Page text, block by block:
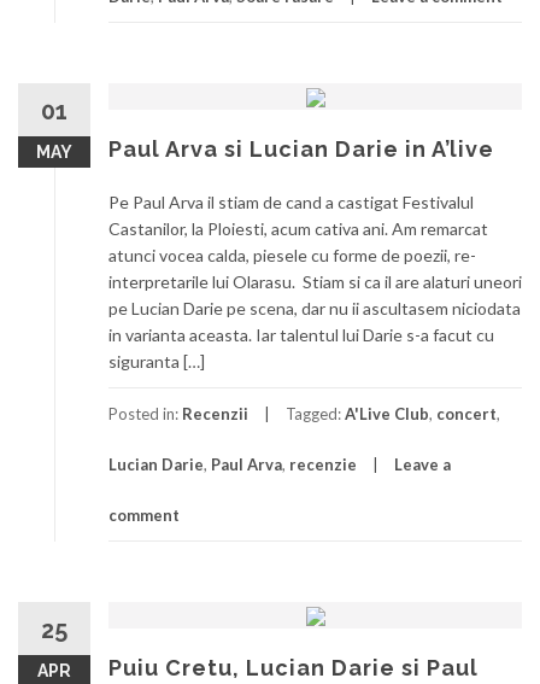
01
MAY Paul Arva si Lucian Darie in A’live
Pe Paul Arva il stiam de cand a castigat Festivalul
Castanilor, la Ploiesti, acum cativa ani. Am remarcat
atunci vocea calda, piesele cu forme de poezii, re-
interpretarile lui Olarasu. Stiam si ca il are alaturi uneori
pe Lucian Darie pe scena, dar nu ii ascultasem niciodata
in varianta aceasta. Iar talentul lui Darie s-a facut cu
siguranta […]
Posted in: Recenzii Tagged:A'Live Club, concert,
Lucian Darie, Paul Arva, recenzie Leave a
comment
25
APR
Puiu Cretu, Lucian Darie si Paul